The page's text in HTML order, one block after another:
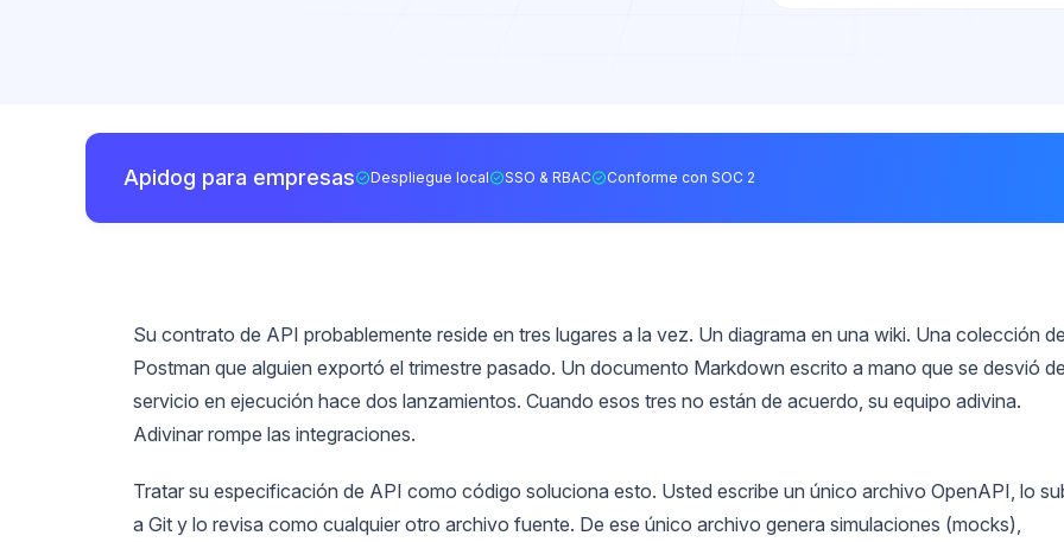
Apidog para empresas Despliegue local SSO & RBAC Conforme con SOC 2
Su contrato de API probablemente reside en tres lugares a la vez. Un diagrama en una wiki. Una colección
Postman que alguien exportó el trimestre pasado. Un documento Markdown escrito a mano que se desvió
servicio en ejecución hace dos lanzamientos. Cuando esos tres no están de acuerdo, su equipo adivina.
Adivinar rompe las integraciones.
Tratar su especificación de API como código soluciona esto. Usted escribe un único archivo OpenAPI, lo
a Git y lo revisa como cualquier otro archivo fuente. De ese único archivo genera simulaciones (mocks),